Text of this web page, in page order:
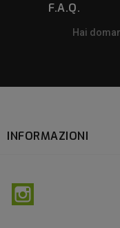
F.A.Q.
Hai
INFORMAZIONI